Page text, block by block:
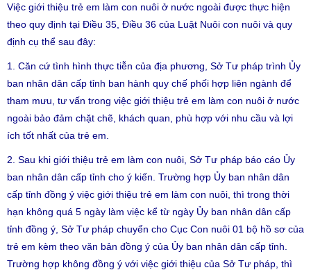
Việc giới thiệu trẻ em làm con nuôi ở nước ngoài được thực hiện
theo quy định tại Điều 35, Điều 36 của Luật Nuôi con nuôi và quy
định cụ thể sau đây:
1. Căn cứ tình hình thực tiễn của địa phương, Sở Tư pháp trình Ủy
ban nhân dân cấp tỉnh ban hành quy chế phối hợp liên ngành để
tham mưu, tư vấn trong việc giới thiệu trẻ em làm con nuôi ở nước
ngoài bảo đảm chặt chẽ, khách quan, phù hợp với nhu cầu và lợi
ích tốt nhất của trẻ em.
2. Sau khi giới thiệu trẻ em làm con nuôi, Sở Tư pháp báo cáo Ủy
ban nhân dân cấp tỉnh cho ý kiến. Trường hợp Ủy ban nhân dân
cấp tỉnh đồng ý việc giới thiệu trẻ em làm con nuôi, thì trong thời
hạn không quá 5 ngày làm việc kể từ ngày Ủy ban nhân dân cấp
tỉnh đồng ý, Sở Tư pháp chuyển cho Cục Con nuôi 01 bộ hồ sơ của
trẻ em kèm theo văn bản đồng ý của Ủy ban nhân dân cấp tỉnh.
Trường hợp không đồng ý với việc giới thiệu của Sở Tư pháp, thì